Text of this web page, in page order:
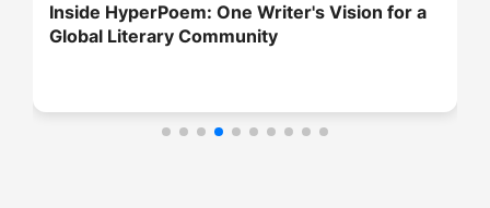
Inside HyperPoem: One Writer's Vision for a
Global Literary Community